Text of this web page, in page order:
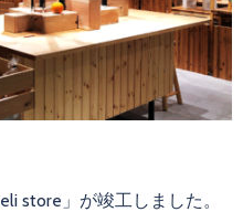
store」が竣工しました。